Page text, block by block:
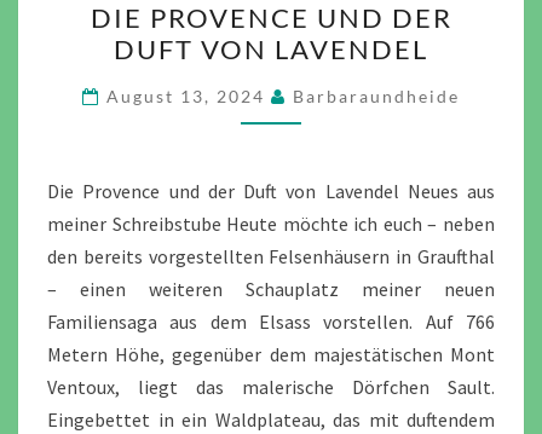
PROVENCE
UND
DER
DUFT
LAVENDEL
DIE PROVENCE UND DER
DUFT VON LAVENDEL
August 13, 2024 Barbaraundheide
Die Provence und der Duft von Lavendel Neues aus
meiner Schreibstube Heute möchte ich euch – neben
den bereits vorgestellten Felsenhäusern in Graufthal
– einen weiteren Schauplatz meiner neuen
Familiensaga aus dem Elsass vorstellen. Auf 766
Metern Höhe, gegenüber dem majestätischen Mont
Ventoux, liegt das malerische Dörfchen Sault.
Eingebettet in ein Waldplateau, das mit duftendem